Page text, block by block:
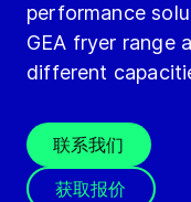
performance
GEA fryer range
different
联系我们
获取报价